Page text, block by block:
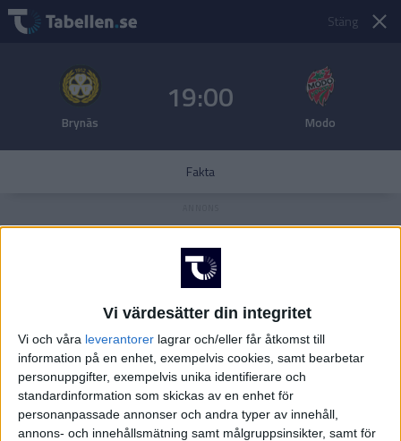
Vi värdesätter din integritet
Vi och våra leverantorer lagrar och/eller får åtkomst till
information på en enhet, exempelvis cookies, samt bearbetar
personuppgifter, exempelvis unika identifierare och
standardinformation som skickas av en enhet för
personanpassade annonser och andra typer av innehåll,
annons- och innehållsmätning samt målgruppsinsikter, samt för
Stäng
Brynäs
19:00
Modo
Fakta